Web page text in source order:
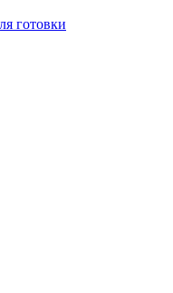
готовки